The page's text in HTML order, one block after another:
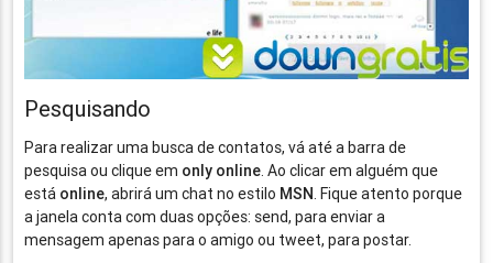
Pesquisando
Para realizar uma busca de contatos, vá até a barra de
pesquisa ou clique em only online. Ao clicar em alguém que
está online, abrirá um chat no estilo MSN. Fique atento porque
a janela conta com duas opções: send, para enviar a
mensagem apenas para o amigo ou tweet, para postar.